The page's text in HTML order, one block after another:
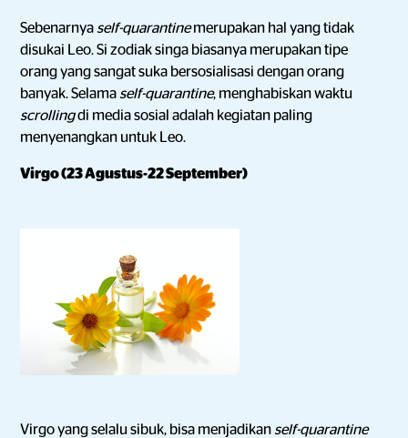
Sebenarnya self-quarantinemerupakan hal yang tidak
disukai Leo. Si zodiak singa biasanya merupakan tipe
orang yang sangat suka bersosialisasi dengan orang
banyak. Selama self-quarantine, menghabiskan waktu
scrollingdi media sosial adalah kegiatan paling
menyenangkan untuk Leo.
Virgo (23 Agustus-22 September)
Virgo yang selalu sibuk, bisa menjadikan self-quarantine